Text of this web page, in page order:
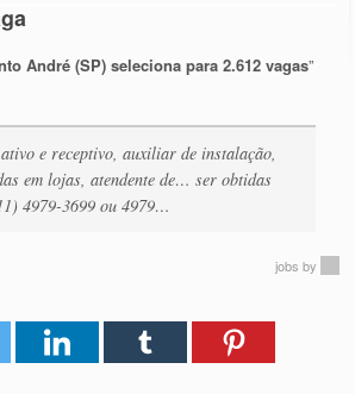
André (SP) seleciona para 2.612 vagas”
e receptivo, auxiliar de instalação,
em lojas, atendente de… ser obtidas
4979-3699 ou 4979…
jobs by